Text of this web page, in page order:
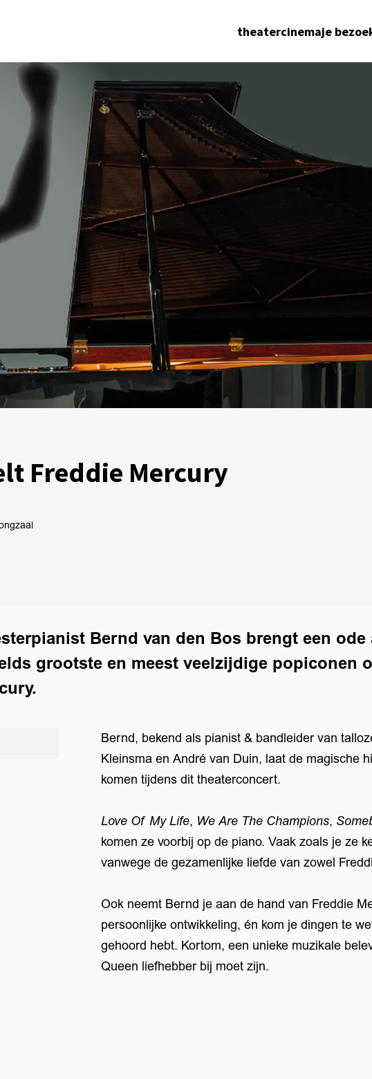
theatercinemaje
Freddie Mercury
Bernd van den Bos brengt een ode
grootste en meest veelzijdige popiconen
Bernd, bekend als pianist & bandleider van
Kleinsma en André van Duin, laat de magische
komen tijdens dit theaterconcert.
Love Of My Life, We Are The Champions,
komen ze voorbij op de piano. Vaak zoals je ze
vanwege de gezamenlijke liefde van zowel
Ook neemt Bernd je aan de hand van Freddie
persoonlijke ontwikkeling, én kom je dingen te
gehoord hebt. Kortom, een unieke muzikale
Queen liefhebber bij moet zijn.